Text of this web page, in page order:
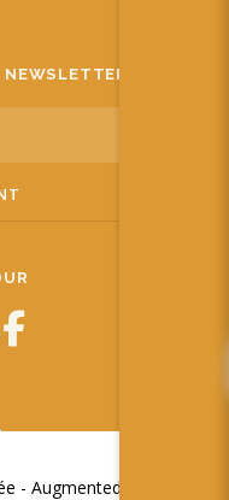
- Augmented Reality